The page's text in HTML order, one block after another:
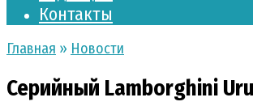
Контакты
Главная » Новости
Серийный Lamborghini